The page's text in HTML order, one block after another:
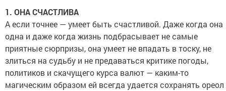
1. ОНА СЧАСТЛИВА
А если точнее — умеет быть счастливой. Даже когда она
одна и даже когда жизнь подбрасывает не самые
приятные сюрпризы, она умеет не впадать в тоску, не
злиться на судьбу и не предаваться критике погоды,
политиков и скачущего курса валют — каким-то
магическим образом ей всегда удается сохранять ореол